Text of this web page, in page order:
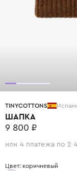
TINYCOTTONS
ШАПКА
9 800 ₽
или 4 платежа по 2
Цвет: коричневый